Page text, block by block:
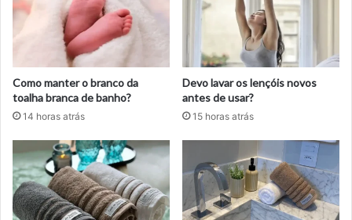
Como manter o branco da
toalha branca de banho?
14 horas atrás
Devo lavar os lençóis novos
antes de usar?
15 horas atrás